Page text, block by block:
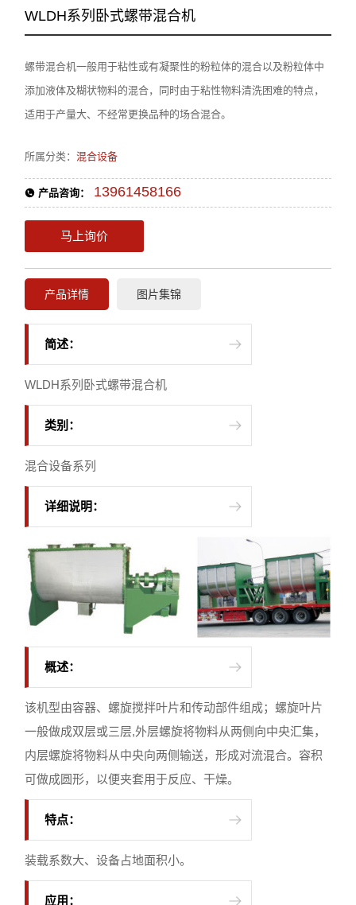
WLDH系列卧式螺带混合机
螺带混合机一般用于粘性或有凝聚性的粉粒体的混合以及粉粒体中
添加液体及糊状物料的混合，同时由于粘性物料清洗困难的特点，
适用于产量大、不经常更换品种的场合混合。
所属分类：混合设备
产品咨询： 13961458166
马上询价
产品详情 图片集锦
简述：
WLDH系列卧式螺带混合机
类别：
混合设备系列
详细说明：
概述：
该机型由容器、螺旋搅拌叶片和传动部件组成；螺旋叶片
一般做成双层或三层,外层螺旋将物料从两侧向中央汇集，
内层螺旋将物料从中央向两侧输送，形成对流混合。容积
可做成圆形，以便夹套用于反应、干燥。
特点：
装载系数大、设备占地面积小。
应用：